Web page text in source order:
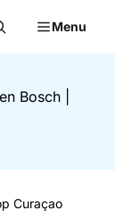
Menu
Bosch
Curaçao